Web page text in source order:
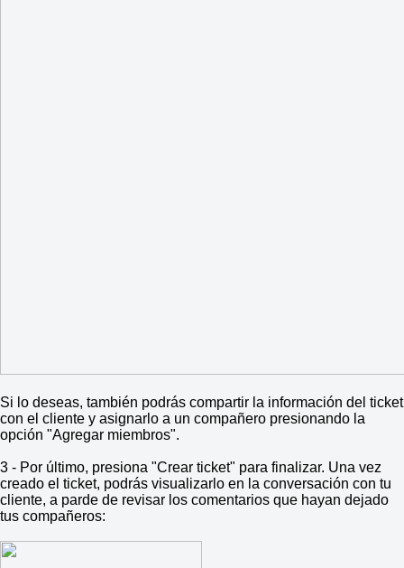
Si lo deseas, también podrás compartir la información del ticket
con el cliente y asignarlo a un compañero presionando la
opción "Agregar miembros".
3 - Por último, presiona "Crear ticket" para finalizar. Una vez
creado el ticket, podrás visualizarlo en la conversación con tu
cliente, a parde de revisar los comentarios que hayan dejado
tus compañeros: